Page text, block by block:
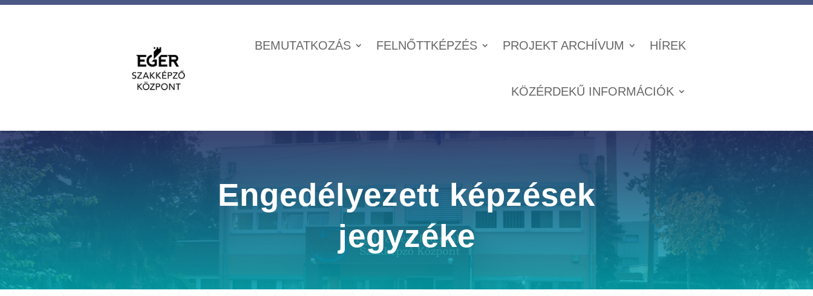
BEMUTATKOZÁS FELNŐTTKÉPZÉS PROJEKT ARCHÍVUM HÍREK
KÖZÉRDEKŰ INFORMÁCIÓK
Engedélyezett képzések
jegyzéke